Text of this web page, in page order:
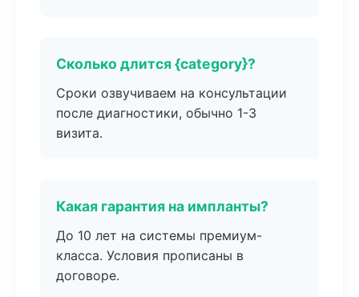
Сколько длится {category}?
Сроки озвучиваем на консультации
после диагностики, обычно 1-3
визита.
Какая гарантия на импланты?
До 10 лет на системы премиум-
класса. Условия прописаны в
договоре.